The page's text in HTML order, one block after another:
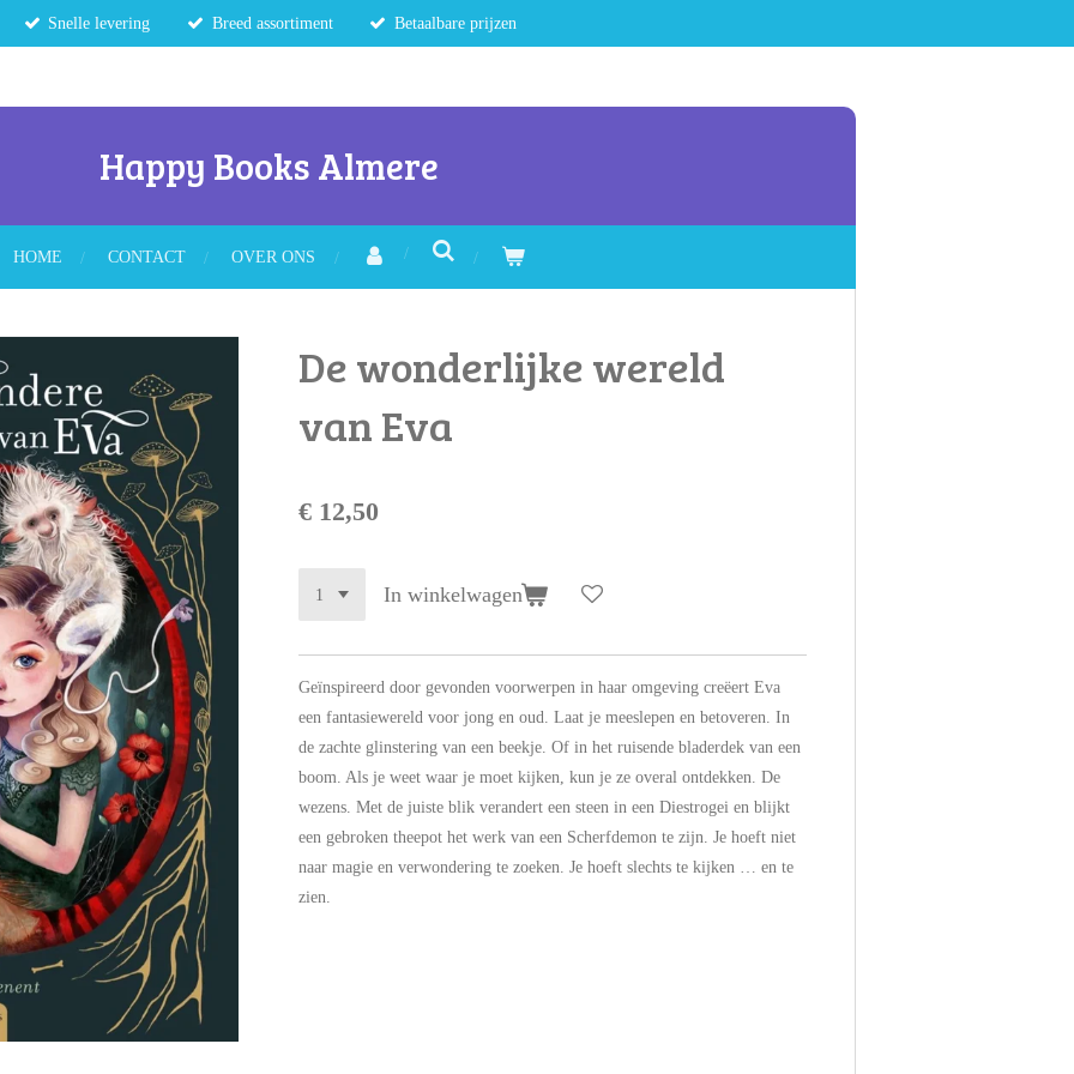
Snelle levering Breed assortiment Betaalbare prijzen
Happy Books Almere
HOME CONTACT OVER ONS
De wonderlijke wereld
van Eva
€ 12,50
In winkelwagen
Geïnspireerd door gevonden voorwerpen in haar omgeving creëert Eva
een fantasiewereld voor jong en oud. Laat je meeslepen en betoveren. In
de zachte glinstering van een beekje. Of in het ruisende bladerdek van een
boom. Als je weet waar je moet kijken, kun je ze overal ontdekken. De
wezens. Met de juiste blik verandert een steen in een Diestrogei en blijkt
een gebroken theepot het werk van een Scherfdemon te zijn. Je hoeft niet
naar magie en verwondering te zoeken. Je hoeft slechts te kijken … en te
zien.